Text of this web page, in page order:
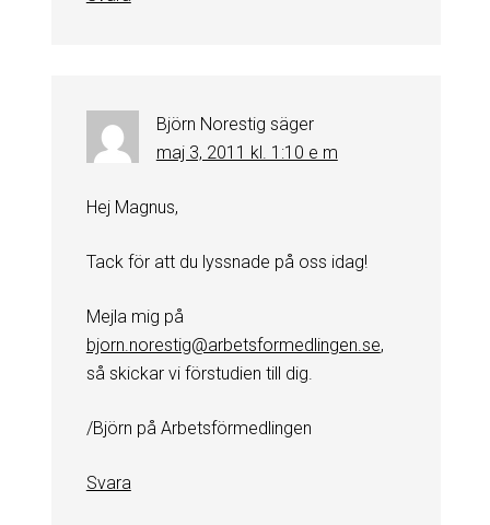
Björn Norestig säger
maj 3, 2011 kl. 1:10 e m
Hej Magnus,
Tack för att du lyssnade på oss idag!
Mejla mig på
bjorn.norestig@arbetsformedlingen.se,
så skickar vi förstudien till dig.
/Björn på Arbetsförmedlingen
Svara